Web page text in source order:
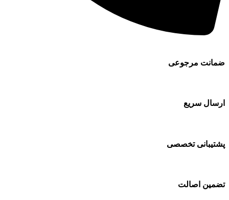
ضمانت مرجوعی
ارسال سریع
پشتیبانی تخصصی
تضمین اصالت